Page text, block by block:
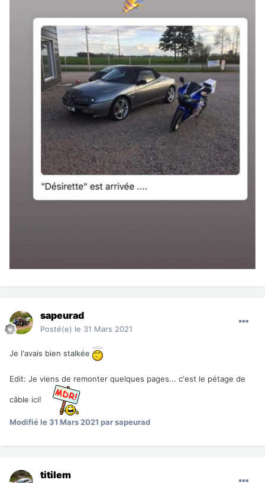
sapeurad
Posté(e) le 31 Mars 2021
Je l'avais bien stalkée
Edit: Je viens de remonter quelques pages... c'est le pétage de
câble ici!
Modifiéle 31 Mars 2021 par sapeurad
titilem